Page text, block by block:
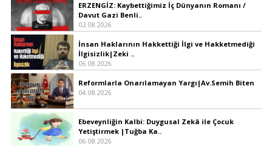
ERZENGİZ: Kaybettiğimiz İç Dünyanın Romanı /
Davut Gazi Benli..
02.08.2026
İnsan Haklarının Hakkettiği İlgi ve Hakketmediği
İlgisizlik|Zeki ..
06.08.2026
Reformlarla Onarılamayan Yargı|Av.Semih Biten
04.08.2026
Ebeveynliğin Kalbi: Duygusal Zekâ ile Çocuk
Yetiştirmek |Tuğba Ka..
06.08.2026